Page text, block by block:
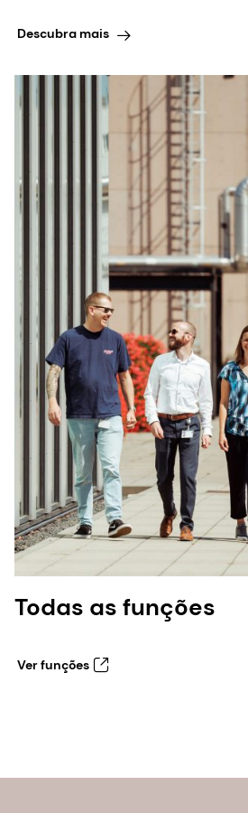
Descubra mais
Todas as funções
Ver funções